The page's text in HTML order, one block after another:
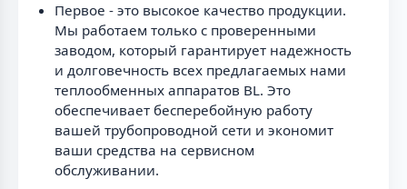
Первое - это высокое качество продукции.
Мы работаем только с проверенными
заводом, который гарантирует надежность
и долговечность всех предлагаемых нами
теплообменных аппаратов BL. Это
обеспечивает бесперебойную работу
вашей трубопроводной сети и экономит
ваши средства на сервисном
обслуживании.